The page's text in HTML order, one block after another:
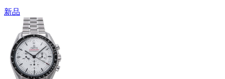
新品